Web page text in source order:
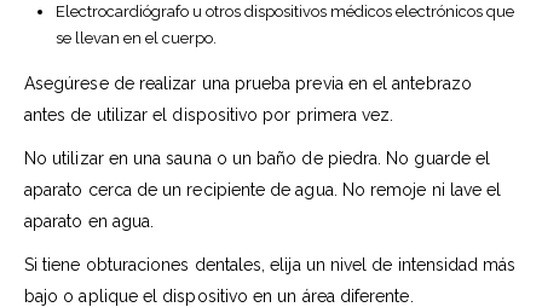
Electrocardiógrafo u otros dispositivos médicos electrónicos que
se llevan en el cuerpo.
Asegúrese de realizar una prueba previa en el antebrazo
antes de utilizar el dispositivo por primera vez.
No utilizar en una sauna o un baño de piedra. No guarde el
aparato cerca de un recipiente de agua. No remoje ni lave el
aparato en agua.
Si tiene obturaciones dentales, elija un nivel de intensidad más
bajo o aplique el dispositivo en un área diferente.